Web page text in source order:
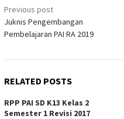
Post
navigation
Previous post
Juknis Pengembangan
Pembelajaran PAI RA 2019
RELATED POSTS
RPP PAI SD K13 Kelas 2
Semester 1 Revisi 2017